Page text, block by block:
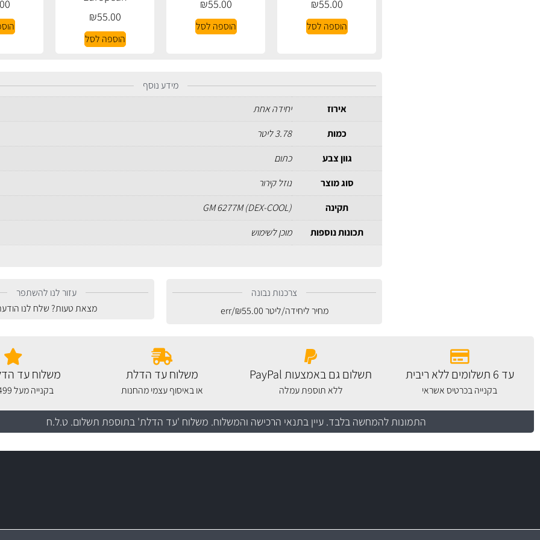
₪55.00
הוספה לסל
₪55.00
הוספה לסל
₪55.00
הוספה לסל
מידע נוסף
אירוז
יחידה אחת
כמות
3.78 ליטר
גוון צבע
כתום
סוג מוצר
נוזל קירור
תקינה
GM 6277M (DEX-COOL)
תכונות נוספות
מוכן לשימוש
צרכנות נבונה
מחיר ליחידה/ליטר
₪55.00
/err
עזור לנו להשתפר
מצאת טעות? שלח לנו
עד 6 תשלומים ללא ריבית
בקנייה בכרטיס אשראי
תשלום גם באמצעות PayPal
ללא תוספת עמלה
משלוח עד הדלת
או באיסוף עצמי מהחנות
משלוח עד
בקנייה מעל 499 שקלים
התמונות להמחשה בלבד. עיין בתנאי הרכישה והמשלוח. משלוח 'עד הדלת' בתוספת תשלום. ט.ל.ח
משלוח מהיר מקצועיות